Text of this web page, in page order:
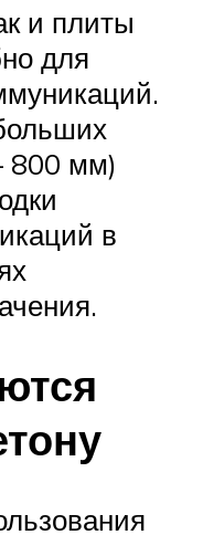
и плиты
для
800 мм)
в